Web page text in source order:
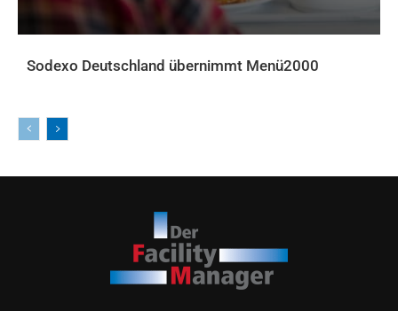
Sodexo Deutschland übernimmt Menü2000